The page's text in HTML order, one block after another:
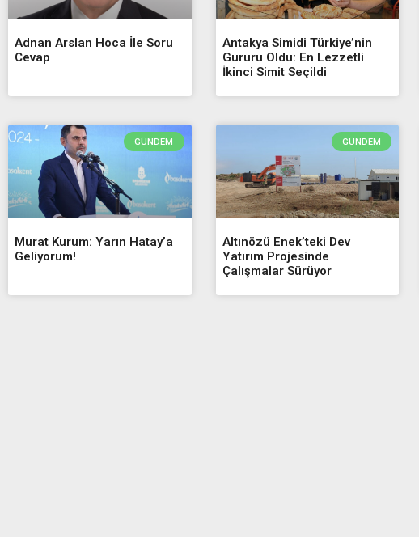
Adnan Arslan Hoca İle Soru
Cevap
Antakya Simidi Türkiye’nin
Gururu Oldu: En Lezzetli
İkinci Simit Seçildi
GÜNDEM
Murat Kurum: Yarın Hatay’a
Geliyorum!
GÜNDEM
Altınözü Enek’teki Dev
Yatırım Projesinde
Çalışmalar Sürüyor